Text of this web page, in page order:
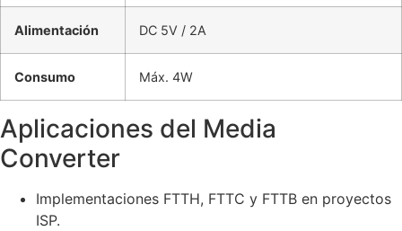
Alimentación DC 5V / 2A
Consumo Máx. 4W
Aplicaciones del Media
Converter
Implementaciones FTTH, FTTC y FTTB en proyectos
ISP.